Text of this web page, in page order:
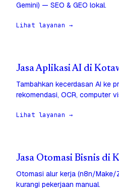
Gemini) — SEO & GEO lokal.
Lihat layanan →
Jasa Aplikasi AI di
Tambahkan kecerdasan AI ke
rekomendasi, OCR, computer
Lihat layanan →
Jasa Otomasi Bisnis di
Otomasi alur kerja (n8n/Make/
kurangi pekerjaan manual.